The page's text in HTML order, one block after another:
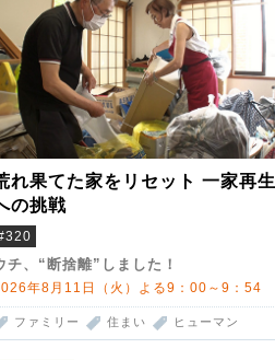
れ果てた家をリセット 一家再生
の挑戦
チ、“断捨離”しました！
年8月11日（火）よる9：00～9：54
ファミリー 住まい ヒューマン